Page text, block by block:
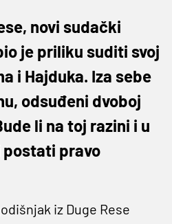
novi sudački
je priliku suditi svoj
i Hajduka. Iza sebe
odsuđeni dvoboj
li na toj razini i u
postati pravo
iz Duge Rese